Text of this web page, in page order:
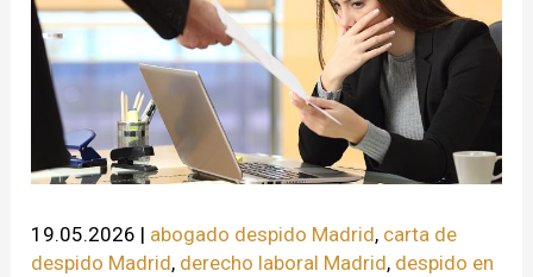
19.05.2026 | abogado despido Madrid, carta de
despido Madrid, derecho laboral Madrid, despido en